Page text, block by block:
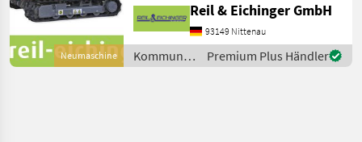
Neumaschine
Benzin Leistung: 15, 5 – 20,
8 kW – PS Anlasser:
Elektrisch Gewicht
Reil & Eichinger GmbH
93149 Nittenau
Kommunalgeräte
/ Sonstige
Premium Plus Händler